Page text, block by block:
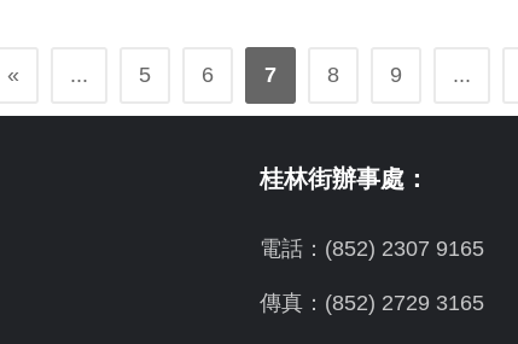
« ... 5 6 7 8 9 ...
桂林街辦事處：
電話：(852) 2307 9165
傳真：(852) 2729 3165